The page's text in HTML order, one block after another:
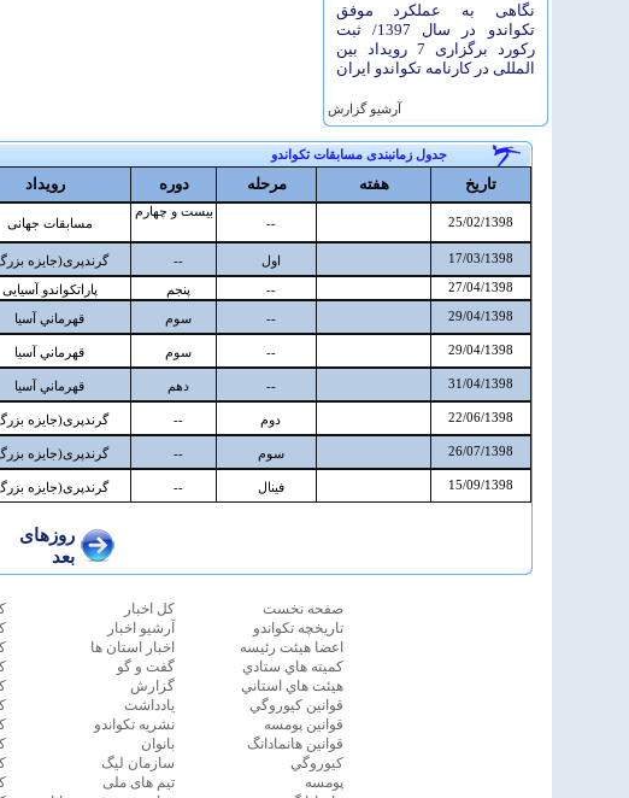
نگاهی به عملکرد موفق
تکواندو در سال 1397/ ثبت
رکورد برگزاری 7 رویداد بین
المللی در کارنامه تکواندو ایران
آرشيو گزارش
صفحه نخست
تاريخچه تكواندو
اعضا هيئت رئيسه
كميته هاي ستادي
هيئت هاي استاني
قوانين كيوروگي
قوانين پومسه
قوانين هانمادانگ
كيوروگي
پومسه
كل اخبار
آرشیو اخبار
اخبار استان ها
گفت و گو
گزارش
یادداشت
نشريه تكواندو
بانوان
سازمان ليگ
تیم های ملی